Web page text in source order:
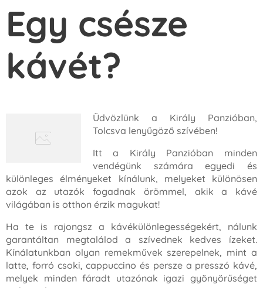
Egy csésze
kávét?
Üdvözlünk a Király Panzióban,
Tolcsva lenyűgöző szívében!
Itt a Király Panzióban minden
vendégünk számára egyedi és
különleges élményeket kínálunk, melyeket különösen
azok az utazók fogadnak örömmel, akik a kávé
világában is otthon érzik magukat!
Ha te is rajongsz a kávékülönlegességekért, nálunk
garantáltan megtalálod a szívednek kedves ízeket.
Kínálatunkban olyan remekművek szerepelnek, mint a
latte, forró csoki, cappuccino és persze a presszó kávé,
melyek minden fáradt utazónak igazi gyönyörűséget